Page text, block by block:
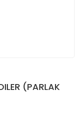
(PARLAK